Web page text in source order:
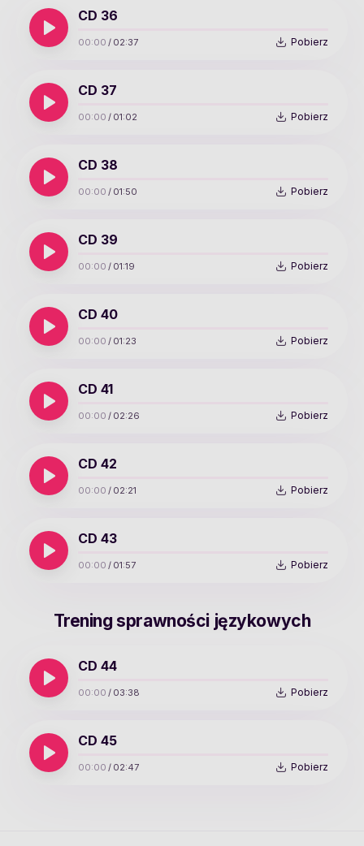
CD 36
00:00 / 02:37 Pobierz
CD 37
00:00 / 01:02 Pobierz
CD 38
00:00 / 01:50 Pobierz
CD 39
00:00 / 01:19 Pobierz
CD 40
00:00 / 01:23 Pobierz
CD 41
00:00 / 02:26 Pobierz
CD 42
00:00 / 02:21 Pobierz
CD 43
00:00 / 01:57 Pobierz
Trening sprawności językowych
CD 44
00:00 / 03:38 Pobierz
CD 45
00:00 / 02:47 Pobierz